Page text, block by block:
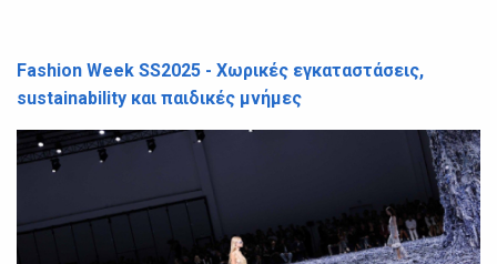
Fashion Week SS2025 - Χωρικές εγκαταστάσεις,
sustainability και παιδικές μνήμες